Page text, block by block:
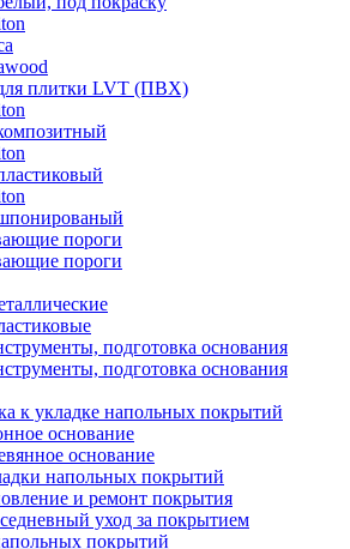
плитки LVT (ПВХ)
пороги
пороги
подготовка основания
подготовка основания
к укладке напольных покрытий
основание
основание
напольных покрытий
и ремонт покрытия
уход за покрытием
покрытий